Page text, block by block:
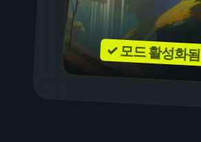
✓ 모드 활성화됨